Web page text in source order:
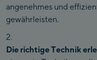
angenehmes und
gewährleisten.
Die richtige Technik